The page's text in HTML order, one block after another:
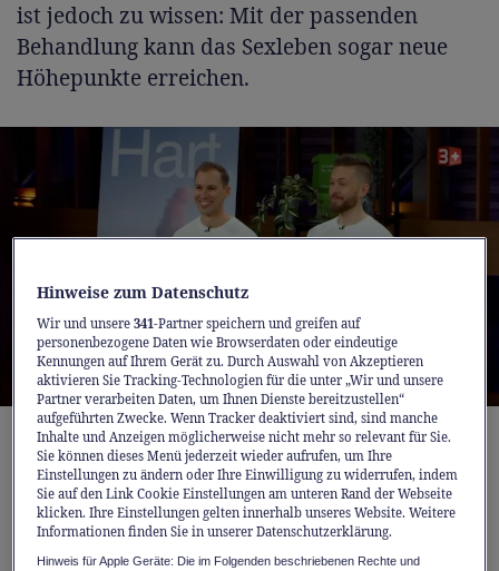
ist jedoch zu wissen: Mit der passenden
Behandlung kann das Sexleben sogar neue
Höhepunkte erreichen.
Schweizer Potenz-Lösung überzeugt in «Der Höhle der
Löwen».
Ab wann habe ich
Erektionsprobleme?
Hinweise zum Datenschutz
Wir und unsere341-Partner speichern und greifen auf
personenbezogene Daten wie Browserdaten oder eindeutige
Kennungen auf Ihrem Gerät zu. Durch Auswahl von Akzeptieren
aktivieren Sie Tracking-Technologien für die unter „Wir und unsere
Partner verarbeiten Daten, um Ihnen Dienste bereitzustellen“
aufgeführten Zwecke. Wenn Tracker deaktiviert sind, sind manche
Inhalte und Anzeigen möglicherweise nicht mehr so relevant für Sie.
Sie können dieses Menü jederzeit wieder aufrufen, um Ihre
Einstellungen zu ändern oder Ihre Einwilligung zu widerrufen, indem
Sie auf den Link Cookie Einstellungen am unteren Rand der Webseite
klicken. Ihre Einstellungen gelten innerhalb unseres Website. Weitere
Informationen finden Sie in unserer Datenschutzerklärung.
Hinweis für Apple Geräte: Die im Folgenden beschriebenen Rechte und